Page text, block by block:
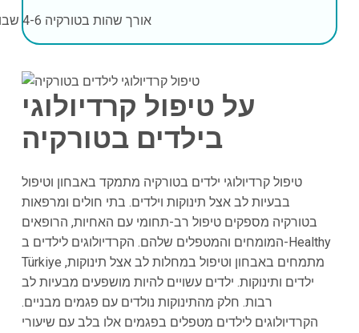
אורך שהות בטורקיה 4-6 שבועות
על טיפול קרדיולוגי
בילדים בטורקיה
טיפול קרדיולוגי ילדים בטורקיה מתמקד באבחון וטיפול
בבעיות לב אצל תינוקות וילדים. בתי חולים ומרפאות
בטורקיה מספקים טיפול רב-תחומי עם האחיות, הרופאים
המומחים והמטפלים שלהם. הקרדיולוגים לילדים ב-Healthy
Türkiye מתמחים באבחון וטיפול במחלות לב אצל תינוקות,
ילדים ותינוקות. ילדים עשויים להיות מושפעים מבעיות לב
רבות. חלק מהתינוקות נולדים עם פגמים מבניים.
הקרדיולוגים לילדים מטפלים בפגמים אלו בלב עם שיעורי